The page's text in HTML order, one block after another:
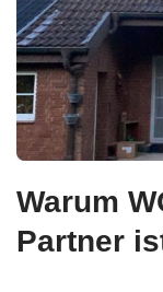
Warum
Partner